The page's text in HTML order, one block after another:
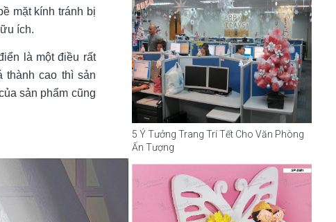
mặt kính tránh bị
ích.
là một điều rất
thành cao thì sản
sản phẩm cũng
5 Ý Tưởng Trang Trí Tết Cho Văn Phòng
Ấn Tượng